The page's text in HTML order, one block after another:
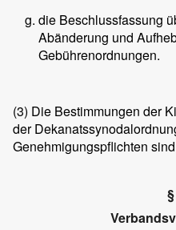
die Beschlussfassung
Abänderung und
Gebührenordnungen.
(3) Die Bestimmungen der
der
Genehmigungspflichten